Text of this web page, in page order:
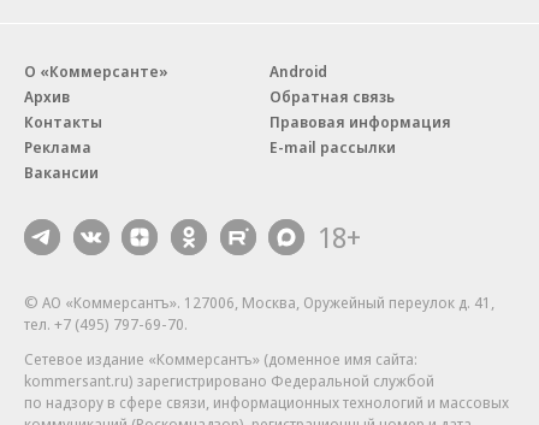
О «Коммерсанте»
Архив
Контакты
Реклама
Вакансии
Android
Обратная связь
Правовая информация
E-mail рассылки
18+
© АО «Коммерсантъ». 127006, Москва, Оружейный переулок д. 41,
тел. +7 (495) 797-69-70.
Сетевое издание «Коммерсантъ» (доменное имя сайта:
kommersant.ru) зарегистрировано Федеральной службой
по надзору в сфере связи, информационных технологий и массовых